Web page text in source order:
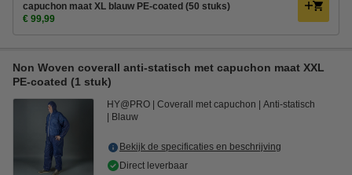
capuchon maat XL blauw PE-coated (50 stuks)
€ 99,99
Non Woven coverall anti-statisch met capuchon maat XXL
PE-coated (1 stuk)
HY@PRO Coverall met capuchon
Anti-statisch
Blauw
Bekijk de specificaties en beschrijving
Direct leverbaar